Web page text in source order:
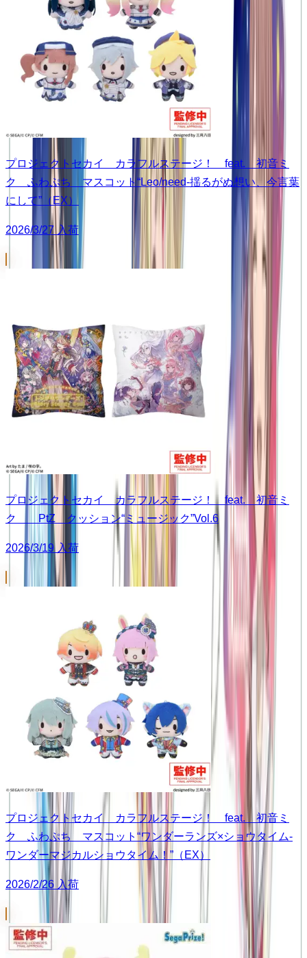
プロジェクトセカイ カラフルステージ！ feat. 初音ミ
ク ふわぷち マスコット“Leo/need-揺るがぬ想い、今言葉
にして”（EX）
2026/3/27 入荷
プロジェクトセカイ カラフルステージ！ feat. 初音ミ
ク PtZ クッション“ミュージック”Vol.6
2026/3/19 入荷
プロジェクトセカイ カラフルステージ！ feat. 初音ミ
ク ふわぷち マスコット“ワンダーランズ×ショウタイム-
ワンダーマジカルショウタイム！”（EX）
2026/2/26 入荷